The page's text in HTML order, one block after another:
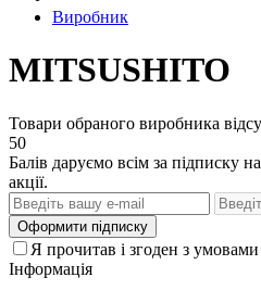
Виробник
MITSUSHITO
Товари обраного виробника
50
Балів даруємо всім за
акції.
Оформити підписку
Я прочитав і згоден з умовами
Інформація